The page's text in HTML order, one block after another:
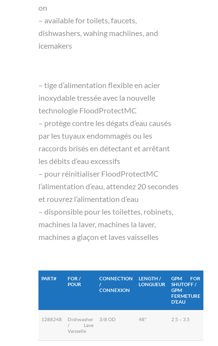
on
– available for toilets, faucets,
dishwashers, wahing machiines, and
icemakers
– tige d’alimentation flexible en acier
inoxydable tressée avec la nouvelle
technologie FloodProtectMC
– protège contre les dégats d’eau causés
par les tuyaux endommagés ou les
raccords brisés en détectant et arrêtant
les débits d’eau excessifs
– pour réinitialiser FloodProtectMC
l’alimentation d’eau, attendez 20 secondes
et rouvrez l’alimentation d’eau
– disponsible pour les toilettes, robinets,
machines la laver, machines la laver,
machines a glaçon et laves vaisselles
PART#
FOR /
POUR
CONNECTION
/
CONNEXION
LENGTH /
LONGUEUR
GPM FOR
SHUTOFF /
GPM
FERMETURE
D’EAU
1288248
Dishwasher
/ Lave
Vaisselle
3/8 OD 48″ 2.5 – 3.5